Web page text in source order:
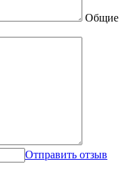
Общие
Отправить отзыв